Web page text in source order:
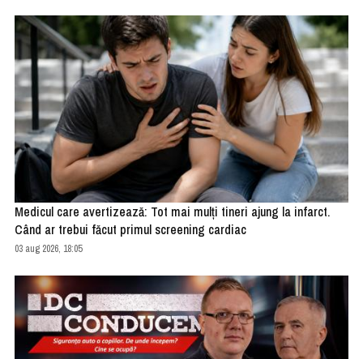
Medicul care avertizează: Tot mai mulți tineri ajung la infarct.
Când ar trebui făcut primul screening cardiac
03 aug 2026, 18:05